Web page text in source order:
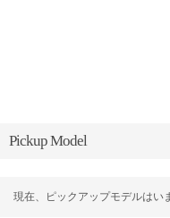
Pickup Model
現在、ピックアップモデルはい